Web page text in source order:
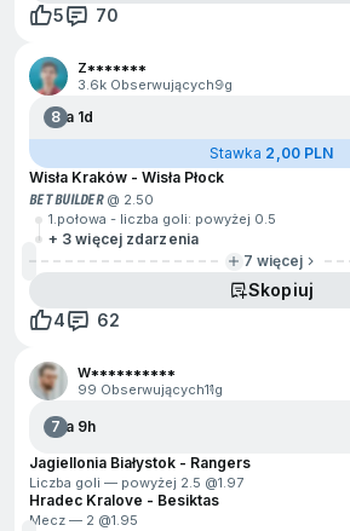
5
70
Z*******
3.6k Obserwujących9g
8Za 1d
Stawka 2,00 PLN
Wisła Kraków - Wisła Płock
BET BUILDER@ 2.50
1.połowa - liczba goli: powyżej 0.5
+ 3 więcej zdarzenia
7 więcej
Skopiuj
4
62
W**********
99 Obserwujących11g
7Za 9h
Jagiellonia Białystok - Rangers
Liczba goli — powyżej 2.5 @1.97
Hradec Kralove - Besiktas
Mecz — 2 @1.95